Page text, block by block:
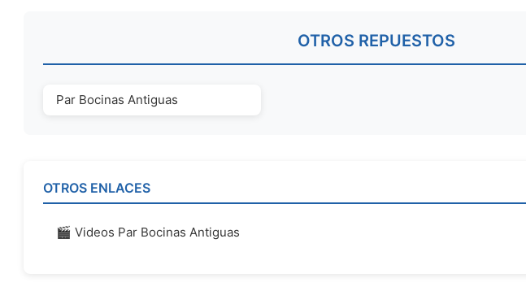
OTROS REPUESTOS
Par Bocinas Antiguas
OTROS ENLACES
🎬 Videos Par Bocinas Antiguas